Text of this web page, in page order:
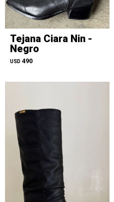
Tejana Ciara Nin -
Negro
USD 490